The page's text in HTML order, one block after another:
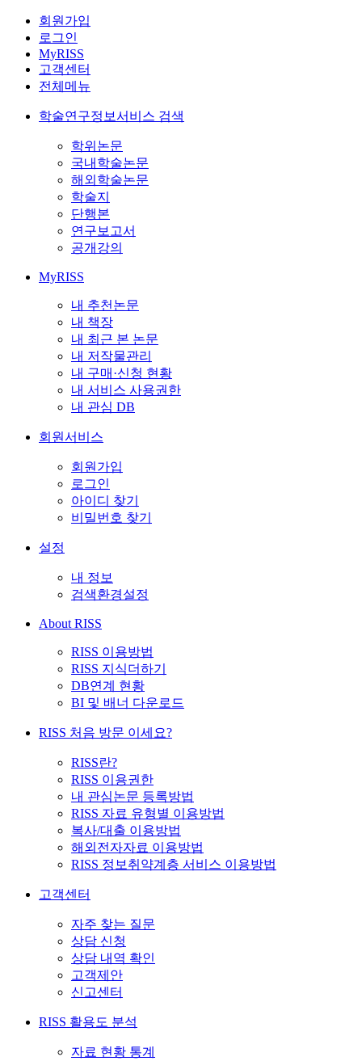
회원가입
로그인
MyRISS
고객센터
전체메뉴
학술연구정보서비스 검색
학위논문
국내학술논문
해외학술논문
학술지
단행본
연구보고서
공개강의
MyRISS
내 추천논문
내 책장
내 최근 본 논문
내 저작물관리
내 구매·신청 현황
내 서비스 사용권한
내 관심 DB
회원서비스
회원가입
로그인
아이디 찾기
비밀번호 찾기
설정
내 정보
검색환경설정
About RISS
RISS 이용방법
RISS 지식더하기
DB연계 현황
BI 및 배너 다운로드
RISS 처음 방문 이세요?
RISS란?
RISS 이용권한
내 관심논문 등록방법
RISS 자료 유형별 이용방법
복사/대출 이용방법
해외전자자료 이용방법
RISS 정보취약계층 서비스 이용방법
고객센터
자주 찾는 질문
상담 신청
상담 내역 확인
고객제안
신고센터
RISS 활용도 분석
자료 현황 통계